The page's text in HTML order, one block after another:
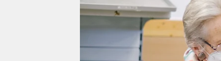
verlag
veranstaltungen
shop